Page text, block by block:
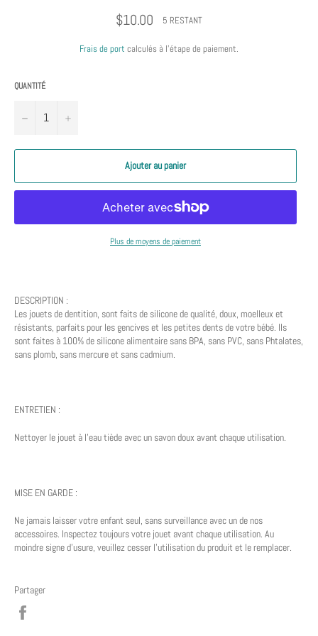
Prix
régulier
$10.00 5 RESTANT
Frais de port calculés à l'étape de paiement.
QUANTITÉ
− +
Ajouter au panier
Plus de moyens de paiement
DESCRIPTION :
Les jouets de dentition, sont faits de silicone de qualité, doux, moelleux et
résistants, parfaits pour les gencives et les petites dents de votre bébé. Ils
sont faites à 100% de silicone alimentaire sans BPA, sans PVC, sans Phtalates,
sans plomb, sans mercure et sans cadmium.
ENTRETIEN :
Nettoyer le jouet à l'eau tiède avec un savon doux avant chaque utilisation.
MISE EN GARDE :
Ne jamais laisser votre enfant seul, sans surveillance avec un de nos
accessoires. Inspectez toujours votre jouet avant chaque utilisation. Au
moindre signe d'usure, veuillez cesser l'utilisation du produit et le remplacer.
Partager